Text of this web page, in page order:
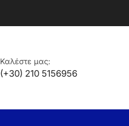
Καλέστε μας:
(+30) 210 5156956